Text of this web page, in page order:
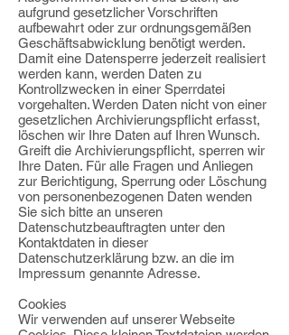
aufgrund gesetzlicher Vorschriften
aufbewahrt oder zur ordnungsgemäßen
Geschäftsabwicklung benötigt werden.
Damit eine Datensperre jederzeit realisiert
werden kann, werden Daten zu
Kontrollzwecken in einer Sperrdatei
vorgehalten. Werden Daten nicht von einer
gesetzlichen Archivierungspflicht erfasst,
löschen wir Ihre Daten auf Ihren Wunsch.
Greift die Archivierungspflicht, sperren wir
Ihre Daten. Für alle Fragen und Anliegen
zur Berichtigung, Sperrung oder Löschung
von personenbezogenen Daten wenden
Sie sich bitte an unseren
Datenschutzbeauftragten unter den
Kontaktdaten in dieser
Datenschutzerklärung bzw. an die im
Impressum genannte Adresse.
Cookies
Wir verwenden auf unserer Webseite